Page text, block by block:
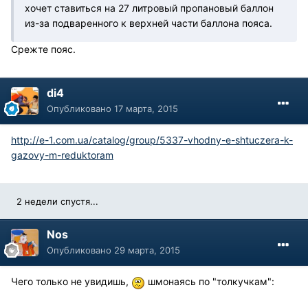
хочет ставиться на 27 литровый пропановый баллон
из-за подваренного к верхней части баллона пояса.
Срежте пояс.
di4
Опубликовано 17 марта, 2015
http://e-1.com.ua/catalog/group/5337-vhodny-e-shtuczera-k-
gazovy-m-reduktoram
2 недели спустя...
Nos
Опубликовано 29 марта, 2015
Чего только не увидишь, шмонаясь по "толкучкам":